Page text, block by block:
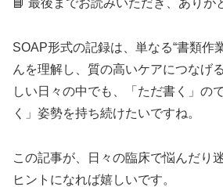
📘 最後までお読みいただき、ありが
SOAP形式の記録は、単なる“書類作
んを理解し、質の高いケアにつなげ
しい日々の中でも、「ただ書く」の
く」姿勢を持ち続けたいですね。
この記事が、日々の臨床で悩んだり
ヒントになれば嬉しいです。